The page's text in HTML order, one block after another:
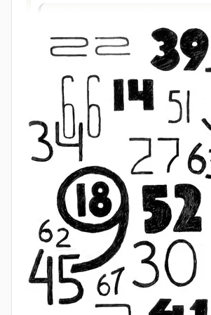
Если в иррациональном уравнении
вынести общий множитель или
алгебраические преобразования
сокращённого умножения,
можно свести к более простым
Эти методы взаимодополняют друг
подходящего зависит от
иррационального уравнения и его
Иррациональные уравнения:
тригонометрические подстановки
Часто при решении алгебраических
удобно заменить переменную (или
их несколько) тригонометрической
тем самым алгебраическую задачу к
тригонометрической. Алгоритм
Автор: Александра Пуляевская